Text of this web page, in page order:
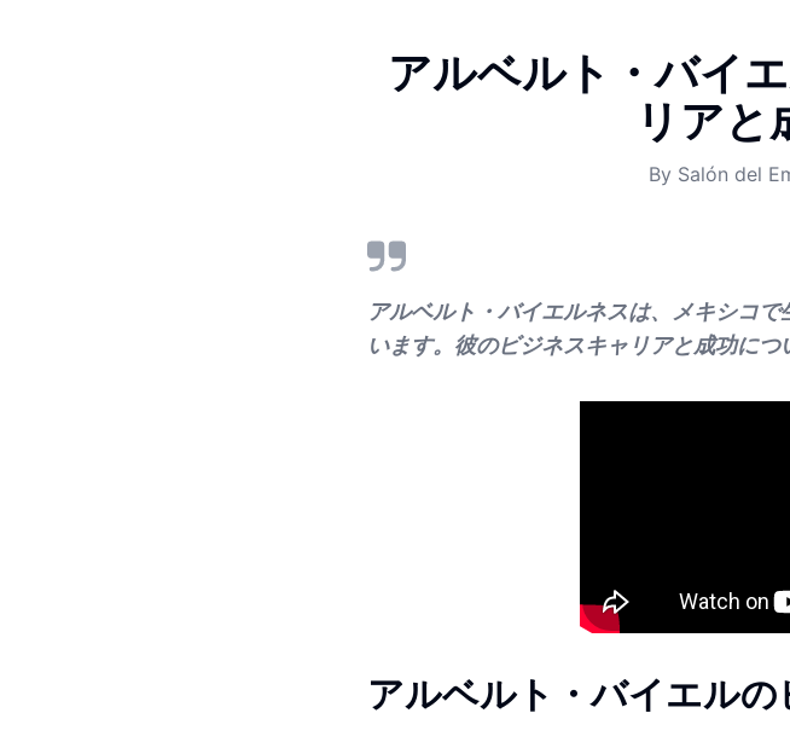
アルベルト・バイ
リアと
By Salón del
アルベルト・バイエルネスは、メキシコ
います。彼のビジネスキャリアと成功につ
アルベルト・バイエル